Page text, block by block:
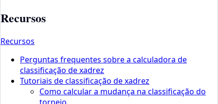
Recursos
Recursos
Perguntas frequentes sobre a calculadora de
classificação de xadrez
Tutoriais de classificação de xadrez
Como calcular a mudança na classificação do